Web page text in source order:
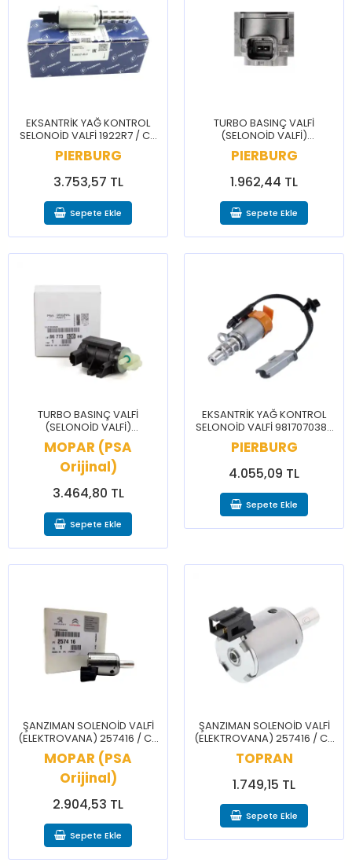
EKSANTRİK YAĞ KONTROL
SELONOİD VALFİ 1922R7 / C3
C4 C5 CELYSEE 2008 207 208
3008 301 308
PIERBURG
3.753,57 TL
Sepete Ekle
TURBO BASINÇ VALFİ
(SELONOİD VALFİ)
9677363880 / BERLİNGO C3
C4 2008 208 3008 308 5008
508 PRTNR
PIERBURG
1.962,44 TL
Sepete Ekle
TURBO BASINÇ VALFİ
(SELONOİD VALFİ)
9677363880 / BERLİNGO C3
C4 2008 208 3008 308 5008
508 PRTNR
MOPAR (PSA
Orijinal)
3.464,80 TL
Sepete Ekle
EKSANTRİK YAĞ KONTROL
SELONOİD VALFİ 9817070380
/ BRLNGO C3 C4 CELYSEE
208 3008 301 308 PRTNR
RFTR
PIERBURG
4.055,09 TL
Sepete Ekle
ŞANZIMAN SOLENOİD VALFİ
(ELEKTROVANA) 257416 / C3
C4 C4 C5 CELYSEE 206 207
208 301 306 307 308 407
MOPAR (PSA
Orijinal)
2.904,53 TL
Sepete Ekle
ŞANZIMAN SOLENOİD VALFİ
(ELEKTROVANA) 257416 / C3
C4 C4 C5 CELYSEE 206 207
208 301 306 307 308 407
TOPRAN
1.749,15 TL
Sepete Ekle